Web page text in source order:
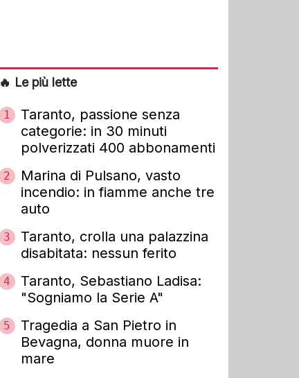
🔥 Le più lette
1
Taranto, passione senza
categorie: in 30 minuti
polverizzati 400 abbonamenti
2
Marina di Pulsano, vasto
incendio: in fiamme anche tre
auto
3
Taranto, crolla una palazzina
disabitata: nessun ferito
4
Taranto, Sebastiano Ladisa:
"Sogniamo la Serie A"
5
Tragedia a San Pietro in
Bevagna, donna muore in
mare